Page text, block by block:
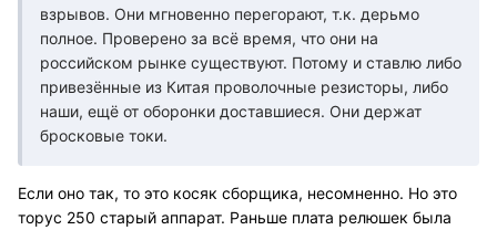
взрывов. Они мгновенно перегорают, т.к. дерьмо
полное. Проверено за всё время, что они на
российском рынке существуют. Потому и ставлю либо
привезённые из Китая проволочные резисторы, либо
наши, ещё от оборонки доставшиеся. Они держат
бросковые токи.
Если оно так, то это косяк сборщика, несомненно. Но это
торус 250 старый аппарат. Раньше плата релюшек была